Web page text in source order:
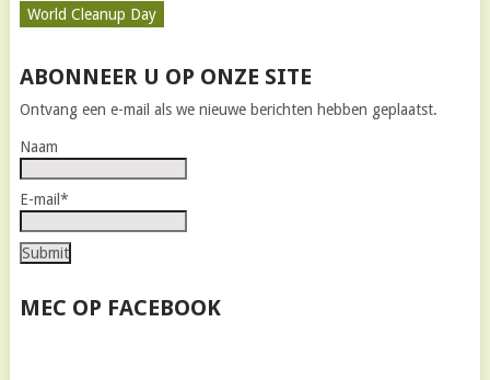
World Cleanup Day
ABONNEER U OP ONZE SITE
Ontvang een e-mail als we nieuwe berichten hebben geplaatst.
Naam
E-mail*
MEC OP FACEBOOK